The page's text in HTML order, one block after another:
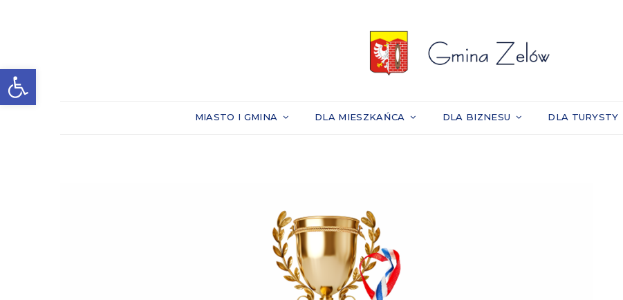
Otwórz pasek narzędzi
MIASTO I GMINA DLA MIESZKAŃCA DLA BIZNESU DLA TURYSTY